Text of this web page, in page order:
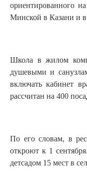
ориентированного
Минской в Казани и
Школа в жилом
душевыми и
включать кабинет
рассчитан на 400
По его словам, в
откроют к 1
детсадом 15 мест в